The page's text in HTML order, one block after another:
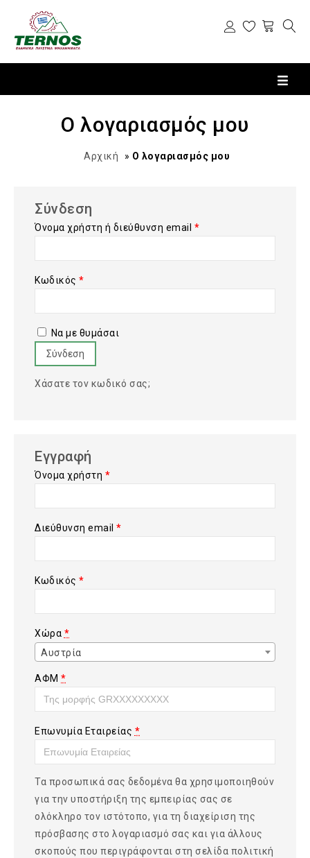
Ο λογαριασμός μου
Αρχική » Ο λογαριασμός μου
Σύνδεση
Όνομα χρήστη ή διεύθυνση email *
Κωδικός *
Να με θυμάσαι
Σύνδεση
Χάσατε τον κωδικό σας;
Εγγραφή
Όνομα χρήστη *
Διεύθυνση email *
Κωδικός *
Χώρα *
Αυστρία
ΑΦΜ *
Επωνυμία Εταιρείας *
Τα προσωπικά σας δεδομένα θα χρησιμοποιηθούν
για την υποστήριξη της εμπειρίας σας σε
ολόκληρο τον ιστότοπο, για τη διαχείριση της
πρόσβασης στο λογαριασμό σας και για άλλους
σκοπούς που περιγράφονται στη σελίδα πολιτική